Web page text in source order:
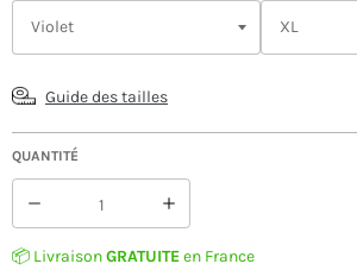
Guide des tailles
QUANTITÉ
Réduire
la
quantité
Augmenter
la
quantité
📦 LivraisonGRATUITEen France